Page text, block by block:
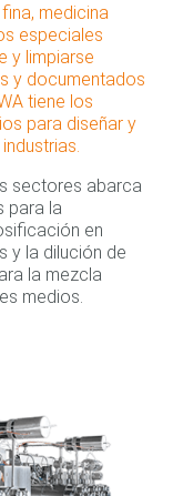
medicina
especiales
y limpiarse
y documentados
tiene los
para diseñar y
sectores abarca
para la
en
y la dilución de
la mezcla
medios.